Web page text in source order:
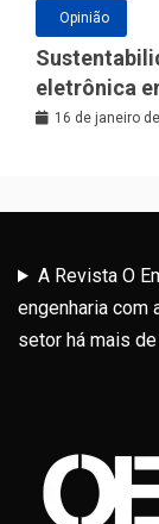
Opinião
eletrônica
Latina
16 de janeiro
A Revista O
engenharia com
setor há mais